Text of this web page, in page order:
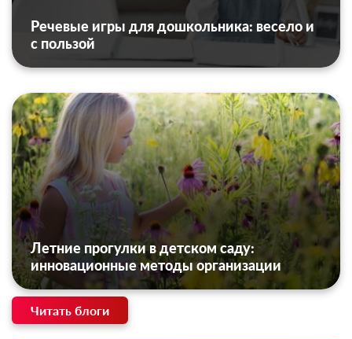
Речевые игры для дошкольника: весело и
с пользой
Летние прогулки в детском саду:
инновационные методы организации
Читать блоги